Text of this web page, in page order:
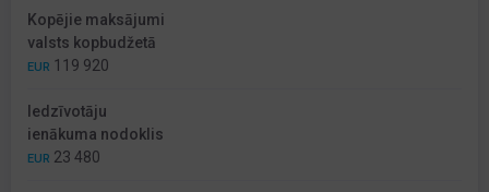
Kopējie maksājumi
valsts kopbudžetā
EUR 119 920
Iedzīvotāju
ienākuma nodoklis
EUR 23 480